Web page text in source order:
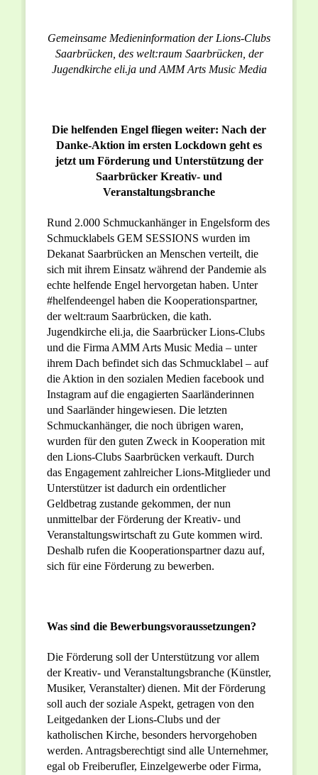
Gemeinsame Medieninformation der Lions-Clubs
Saarbrücken, des welt:raum Saarbrücken, der
Jugendkirche eli.ja und AMM Arts Music Media
Die helfenden Engel fliegen weiter: Nach der
Danke-Aktion im ersten Lockdown geht es
jetzt um Förderung und Unterstützung der
Saarbrücker Kreativ- und
Veranstaltungsbranche
Rund 2.000 Schmuckanhänger in Engelsform des
Schmucklabels GEM SESSIONS wurden im
Dekanat Saarbrücken an Menschen verteilt, die
sich mit ihrem Einsatz während der Pandemie als
echte helfende Engel hervorgetan haben. Unter
#helfendeengel haben die Kooperationspartner,
der welt:raum Saarbrücken, die kath.
Jugendkirche eli.ja, die Saarbrücker Lions-Clubs
und die Firma AMM Arts Music Media – unter
ihrem Dach befindet sich das Schmucklabel – auf
die Aktion in den sozialen Medien facebook und
Instagram auf die engagierten Saarländerinnen
und Saarländer hingewiesen. Die letzten
Schmuckanhänger, die noch übrigen waren,
wurden für den guten Zweck in Kooperation mit
den Lions-Clubs Saarbrücken verkauft. Durch
das Engagement zahlreicher Lions-Mitglieder und
Unterstützer ist dadurch ein ordentlicher
Geldbetrag zustande gekommen, der nun
unmittelbar der Förderung der Kreativ- und
Veranstaltungswirtschaft zu Gute kommen wird.
Deshalb rufen die Kooperationspartner dazu auf,
sich für eine Förderung zu bewerben.
Was sind die Bewerbungsvoraussetzungen?
Die Förderung soll der Unterstützung vor allem
der Kreativ- und Veranstaltungsbranche (Künstler,
Musiker, Veranstalter) dienen. Mit der Förderung
soll auch der soziale Aspekt, getragen von den
Leitgedanken der Lions-Clubs und der
katholischen Kirche, besonders hervorgehoben
werden. Antragsberechtigt sind alle Unternehmer,
egal ob Freiberufler, Einzelgewerbe oder Firma,